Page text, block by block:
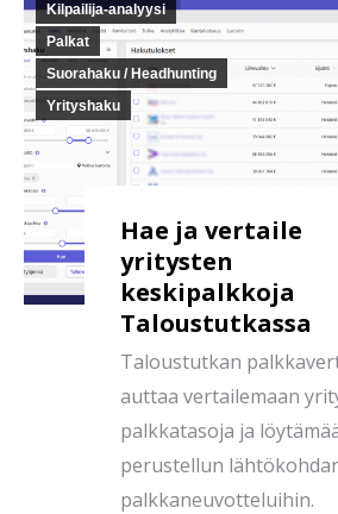
Kilpailija-analyysi
Palkat
Suorahaku / Headhunting
Yrityshaku
Hae ja vertaile
yritysten
keskipalkkoja
Taloustutkassa
Taloustutkan
auttaa vertailemaan
palkkatasoja ja
perustellun
palkkaneuvotteluihin.